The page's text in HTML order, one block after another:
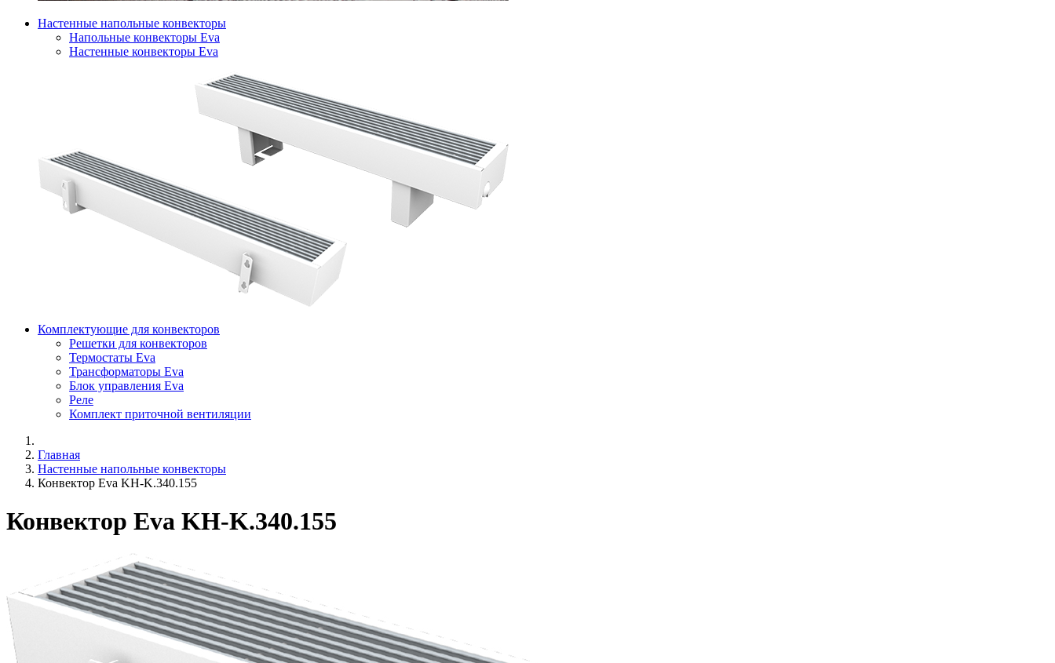
Настенные напольные конвекторы
Напольные конвекторы Eva
Настенные конвекторы Eva
Комплектующие для конвекторов
Решетки для конвекторов
Термостаты Eva
Трансформаторы Eva
Блок управления Eva
Реле
Комплект приточной вентиляции
Главная
Настенные напольные конвекторы
Конвектор Eva KH-K.340.155
Конвектор Eva KH-K.340.155